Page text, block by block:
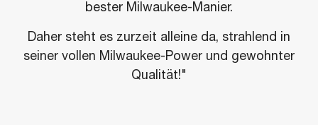
bester Milwaukee-Manier.
Daher steht es zurzeit alleine da, strahlend in
seiner vollen Milwaukee-Power und gewohnter
Qualität!"